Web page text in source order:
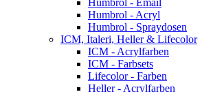
Humbrol - Email
Humbrol - Acryl
Humbrol - Spraydosen
ICM, Italeri, Heller & Lifecolor
ICM - Acrylfarben
ICM - Farbsets
Lifecolor - Farben
Heller - Acrylfarben